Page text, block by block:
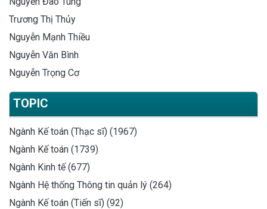
Trương Thị Thủy
Nguyễn Mạnh Thiều
Nguyễn Văn Bình
Nguyễn Trọng Cơ
TOPIC
Ngành Kế toán (Thạc sĩ) (1967)
Ngành Kế toán (1739)
Ngành Kinh tế (677)
Ngành Hệ thống Thông tin quản lý (264)
Ngành Kế toán (Tiến sĩ) (92)